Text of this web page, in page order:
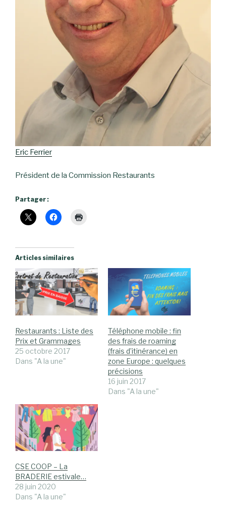
Eric Ferrier
Président de la Commission Restaurants
Partager :
Articles similaires
Restaurants : Liste des
Prix et Grammages
25 octobre 2017
Dans "A la une"
Téléphone mobile : fin
des frais de roaming
(frais d’itinérance) en
zone Europe : quelques
précisions
16 juin 2017
Dans "A la une"
CSE COOP – La
BRADERIE estivale…
28 juin 2020
Dans "A la une"